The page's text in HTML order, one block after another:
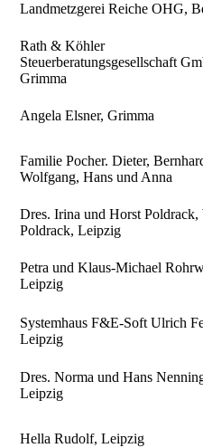
Landmetzgerei Reiche OHG,
Rath & Köhler
Steuerberatungsgesellschaft
Grimma
Angela Elsner, Grimma
Familie Pocher. Dieter,
Wolfgang, Hans und Anna
Dres. Irina und Horst Poldrack,
Poldrack, Leipzig
Petra und Klaus-Michael
Leipzig
Systemhaus F&E-Soft Ulrich
Leipzig
Dres. Norma und Hans
Leipzig
Hella Rudolf, Leipzig